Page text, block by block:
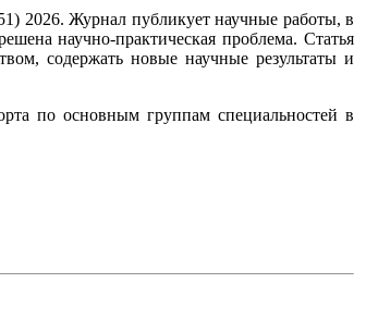
2026. Журнал публикует научные работы, в
научно-практическая проблема. Статья
содержать новые научные результаты и
по основным группам специальностей в